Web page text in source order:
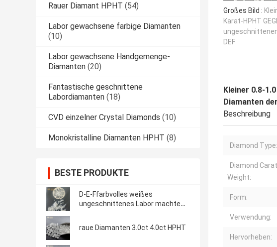
Rauer Diamant HPHT (54)
Labor gewachsene farbige Diamanten
(10)
Labor gewachsene Handgemenge-
Diamanten (20)
Fantastische geschnittene
Labordiamanten (18)
CVD einzelner Crystal Diamonds (10)
Monokristalline Diamanten HPHT (8)
BESTE PRODUKTE
D-E-Ffarbvolles weißes
ungeschnittenes Labor machte
raue Diamanten 3.0ct 4.0ct HPHT
Großes Bild :
Karat-HPHT
DEF
Kleiner 0.8-
Diamanten
Beschreibung
Diamond Type:
Diamond Carat
Weight:
Form:
Verwendung:
Hervorheben: